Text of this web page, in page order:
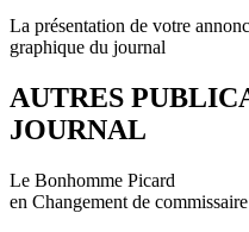
La présentation de votre
graphique du journal
AUTRES
JOURNAL
Le Bonhomme Picard
en Changement de